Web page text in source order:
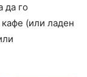
да го
кафе (или ладен